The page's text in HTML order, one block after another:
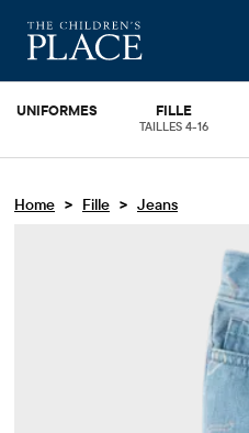
UNIFORMES FILLE
TAILLES 4-16
Home > Fille > Jeans